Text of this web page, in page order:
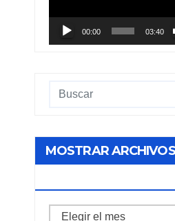
00:00 03:40
MOSTRAR
Mostrar